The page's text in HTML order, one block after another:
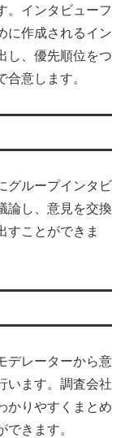
。インタビューフ
に作成されるイン
し、優先順位をつ
意します。
グループインタビ
論し、意見を交換
すことができま
デレーターから意
います。調査会社
かりやすくまとめ
きます。